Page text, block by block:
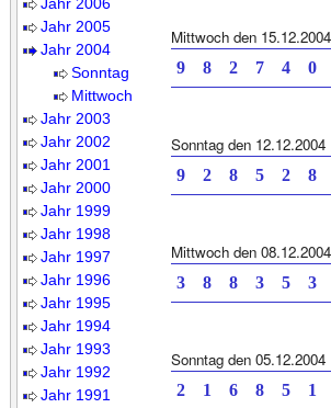
Jahr 2005
Jahr 2004
Sonntag
Mittwoch
Jahr 2003
Jahr 2002
Jahr 2001
Jahr 2000
Jahr 1999
Jahr 1998
Jahr 1997
Jahr 1996
Jahr 1995
Jahr 1994
Jahr 1993
Jahr 1992
Jahr 1991
Mittwoch den 15.12.2004
9 8 2 7 4
Sonntag den 12.12.2004
9 2 8 5 2
Mittwoch den 08.12.2004
3 8 8 3 5
Sonntag den 05.12.2004
2 1 6 8 5